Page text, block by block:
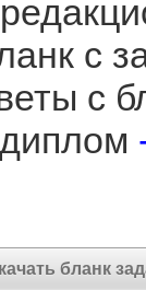
с
с
бланк